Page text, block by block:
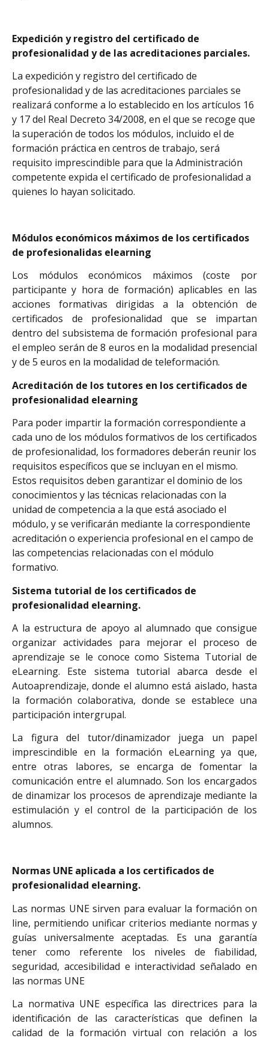
Expedición y registro del certificado de
profesionalidad y de las acreditaciones parciales.
La expedición y registro del certificado de
profesionalidad y de las acreditaciones parciales se
realizará conforme a lo establecido en los artículos 16
y 17 del Real Decreto 34/2008, en el que se recoge que
la superación de todos los módulos, incluido el de
formación práctica en centros de trabajo, será
requisito imprescindible para que la Administración
competente expida el certificado de profesionalidad a
quienes lo hayan solicitado.
Módulos económicos máximos de los certificados
de profesionalidas elearning
Los módulos económicos máximos (coste por
participante y hora de formación) aplicables en las
acciones formativas dirigidas a la obtención de
certificados de profesionalidad que se impartan
dentro del subsistema de formación profesional para
el empleo serán de 8 euros en la modalidad presencial
y de 5 euros en la modalidad de teleformación.
Acreditación de los tutores en los certificados de
profesionalidad elearning
Para poder impartir la formación correspondiente a
cada uno de los módulos formativos de los certificados
de profesionalidad, los formadores deberán reunir los
requisitos específicos que se incluyan en el mismo.
Estos requisitos deben garantizar el dominio de los
conocimientos y las técnicas relacionadas con la
unidad de competencia a la que está asociado el
módulo, y se verificarán mediante la correspondiente
acreditación o experiencia profesional en el campo de
las competencias relacionadas con el módulo
formativo.
Sistema tutorial de los certificados de
profesionalidad elearning.
A la estructura de apoyo al alumnado que consigue
organizar actividades para mejorar el proceso de
aprendizaje se le conoce como Sistema Tutorial de
eLearning. Este sistema tutorial abarca desde el
Autoaprendizaje, donde el alumno está aislado, hasta
la formación colaborativa, donde se establece una
participación intergrupal.
La figura del tutor/dinamizador juega un papel
imprescindible en la formación eLearning ya que,
entre otras labores, se encarga de fomentar la
comunicación entre el alumnado. Son los encargados
de dinamizar los procesos de aprendizaje mediante la
estimulación y el control de la participación de los
alumnos.
Normas UNE aplicada a los certificados de
profesionalidad elearning.
Las normas UNE sirven para evaluar la formación on
line, permitiendo unificar criterios mediante normas y
guías universalmente aceptadas. Es una garantía
tener como referente los niveles de fiabilidad,
seguridad, accesibilidad e interactividad señalado en
las normas UNE
La normativa UNE específica las directrices para la
identificación de las características que definen la
calidad de la formación virtual con relación a los